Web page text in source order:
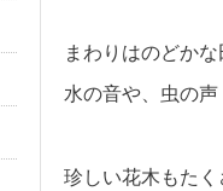
まわりはのどかな
水の音や、虫の声
珍しい花木もたく